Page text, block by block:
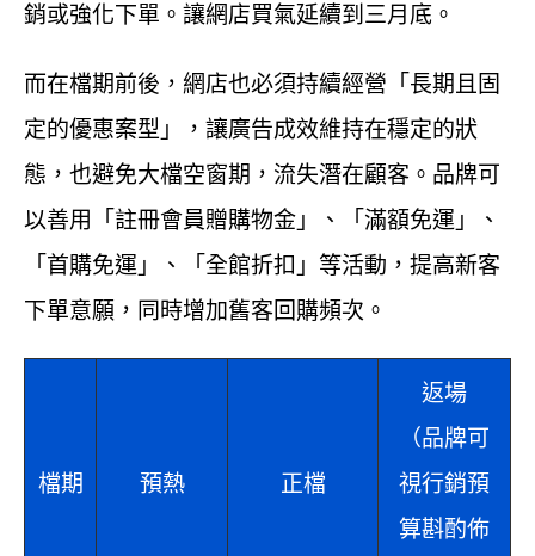
銷或強化下單。讓網店買氣延續到三月底。
而在檔期前後，網店也必須持續經營「長期且固
定的優惠案型」，讓廣告成效維持在穩定的狀
態，也避免大檔空窗期，流失潛在顧客。品牌可
以善用「註冊會員贈購物金」、「滿額免運」、
「首購免運」、「全館折扣」等活動，提高新客
下單意願，同時增加舊客回購頻次。
檔期 預熱 正檔
返場
（品牌可
視行銷預
算斟酌佈